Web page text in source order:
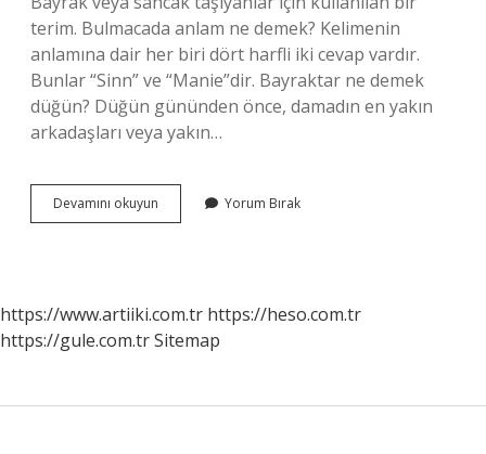
terim. Bulmacada anlam ne demek? Kelimenin
anlamına dair her biri dört harfli iki cevap vardır.
Bunlar “Sinn” ve “Manie”dir. Bayraktar ne demek
düğün? Düğün gününden önce, damadın en yakın
arkadaşları veya yakın…
Devamını okuyun Bulmacada
Bayraktar
Yorum Bırak
https://www.artiiki.com.tr https://heso.com.tr
https://gule.com.trSitemap